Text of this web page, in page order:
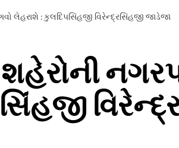
લેહરાશે : કુલદિપસિંહજી વિરેન્દ્રસિંહજી જાડેજા